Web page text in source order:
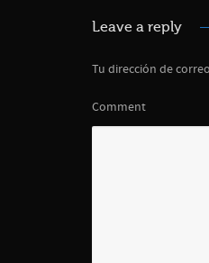
Leave a reply
Tu dirección de
Comment